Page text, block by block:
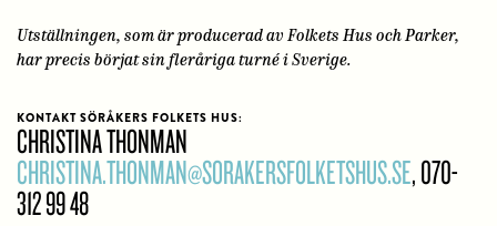
Utställningen, som är producerad av Folkets Hus och Parker,
har precis börjat sin fleråriga turné i Sverige.
KONTAKT SÖRÅKERS FOLKETS HUS:
CHRISTINA THONMAN
CHRISTINA.THONMAN@SORAKERSFOLKETSHUS.SE, 070-
312 99 48